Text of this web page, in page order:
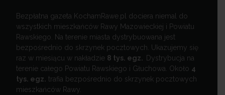
Bezpłatna gazeta KochamRawe.pl dociera niemal do
wszystkich mieszkańców Rawy Mazowieckiej i Powiatu
Rawskiego. Na terenie miasta dystrybuowana jest
bezpośrednio do skrzynek pocztowych. Ukazujemy się
raz w miesiącu w nakładzie 8 tys. egz. Dystrybucja na
terenie całego Powiatu Rawskiego i Głuchowa. Około 4
tys. egz. trafia bezpośrednio do skrzynek pocztowych
mieszkańców Rawy.